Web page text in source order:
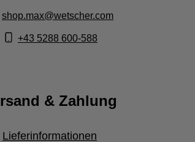
shop.max@wetscher.com
+43 5288 600-588
& Zahlung
Lieferinformationen